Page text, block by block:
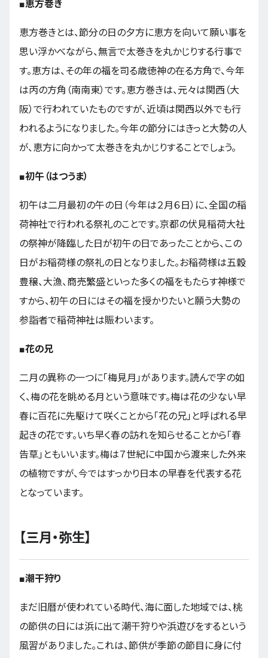
■恵方巻き
恵方巻きとは、節分の日の夕方に恵方を向いて願い事を
思い浮かべながら、無言で太巻きを丸かじりする行事で
す。恵方は、その年の福を司る歳徳神の在る方角で、今年
は丙の方角（南南東）です。恵方巻きは、元々は関西（大
阪）で行われていたものですが、近頃は関西以外でも行
われるようになりました。今年の節分にはきっと大勢の人
が、恵方に向かって太巻きを丸かじりすることでしょう。
■初午（はつうま）
初午は二月最初の午の日（今年は２月６日）に、全国の稲
荷神社で行われる祭礼のことです。京都の伏見稲荷大社
の祭神が降臨した日が初午の日であったことから、この
日がお稲荷様の祭礼の日となりました。お稲荷様は五穀
豊穣、大漁、商売繁盛といった多くの福をもたらす神様で
すから、初午の日にはその福を授かりたいと願う大勢の
参詣者で稲荷神社は賑わいます。
■花の兄
二月の異称の一つに「梅見月」があります。読んで字の如
く、梅の花を眺める月という意味です。梅は花の少ない早
春に百花に先駆けて咲くことから「花の兄」と呼ばれる早
起きの花です。いち早く春の訪れを知らせることから「春
告草」ともいいます。梅は７世紀に中国から渡来した外来
の植物ですが、今ではすっかり日本の早春を代表する花
となっています。
【三月・弥生】
■潮干狩り
まだ旧暦が使われている時代、海に面した地域では、桃
の節供の日には浜に出て潮干狩りや浜遊びをするという
風習がありました。これは、節供が季節の節目に身に付